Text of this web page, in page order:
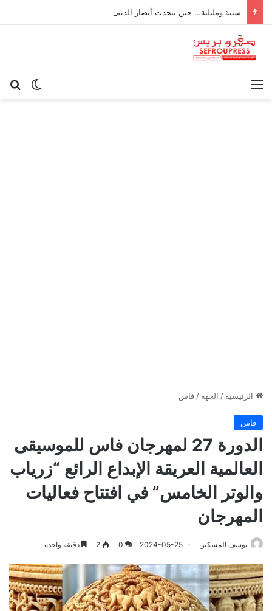
سبتة ومليلية… حين يتحدث أنصار الديمقراطية بلسان الاستعمار
الوضع القائمة
الرئيسية / الجهة / فاس
فاس
الدورة 27 لمهرجان فاس للموسيقى
العالمية العريقة الإبداع الرائع “زرياب
والوتر الخامس” في افتتاح فعاليات
المهرجان
يوسف المسكين 2024-05-25
0
2 دقيقة واحدة